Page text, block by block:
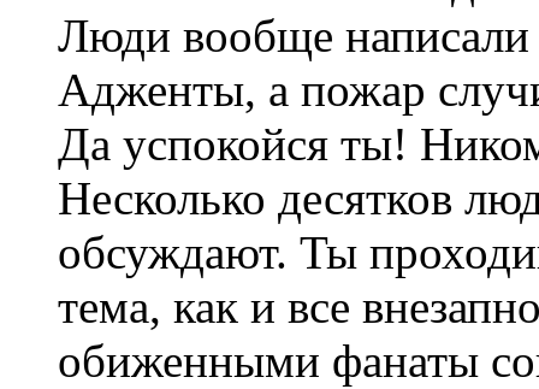
Люди вообще
Адженты, а пожар
Да успокойся ты!
Несколько десятков
обсуждают. Ты
тема, как и все
обиженными фанаты